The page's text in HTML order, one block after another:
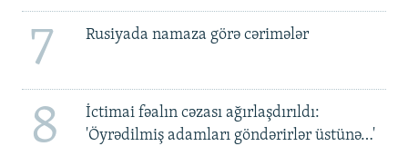
7 Rusiyada namaza görə cərimələr
8
İctimai fəalın cəzası ağırlaşdırıldı:
'Öyrədilmiş adamları göndərirlər üstünə…'